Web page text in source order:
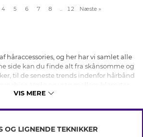
4 5 6 7 8 .. 12 Næste »
håraccessories, og her har vi samlet alle
side kan du finde alt fra skånsomme og
til de seneste trends indenfor hårbånd
perler eller simplere håraccessories
fest og bryllup, som kan skabe den
krøllet, så hår vi noget til alle hårtyper!
VIS MERE
INFO
OG LIGNENDE TEKNIKKER